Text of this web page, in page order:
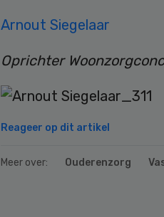
Arnout Siegelaar
Oprichter
Reageer op dit artikel
Meer over: Ouderenzorg